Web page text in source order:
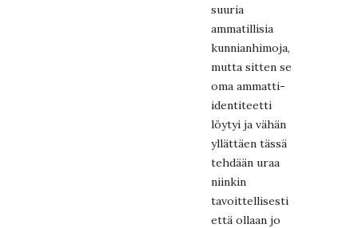
suuria
ammatillisia
kunnianhimoja,
mutta sitten se
oma ammatti-
identiteetti
löytyi ja vähän
yllättäen tässä
tehdään uraa
niinkin
tavoittellisesti
että ollaan jo